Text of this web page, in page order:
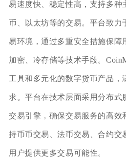
易速度快、稳定性高，支持多种
币、以太坊等的交易。平台致力
易环境，通过多重安全措施保障
加密、冷存储等技术手段。
工具和多元化的数字货币产品，
求。平台在技术层面采用分布式
交易引擎，确保交易服务的高效
持币币交易、法币交易、合约交
用户提供更多交易可能性。